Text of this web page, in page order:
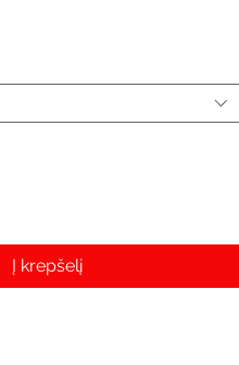
Į krepšelį